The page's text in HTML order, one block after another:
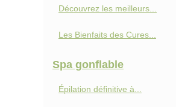
Découvrez les meilleurs...
Les Bienfaits des Cures...
Spa gonflable
Épilation définitive à...